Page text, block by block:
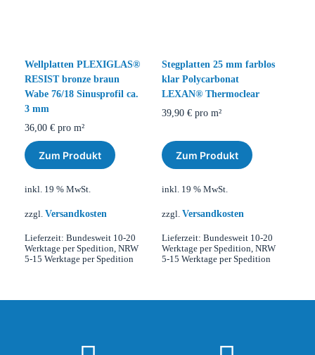
Wellplatten PLEXIGLAS®
RESIST bronze braun
Wabe 76/18 Sinusprofil ca.
3 mm
36,00 € pro m²
Zum Produkt
inkl. 19 % MwSt.
zzgl. Versandkosten
Lieferzeit: Bundesweit 10-20
Werktage per Spedition, NRW
5-15 Werktage per Spedition
Stegplatten 25 mm farblos
klar Polycarbonat
LEXAN® Thermoclear
39,90 €pro m²
Zum Produkt
inkl. 19 % MwSt.
zzgl. Versandkosten
Lieferzeit: Bundesweit 10-20
Werktage per Spedition, NRW
5-15 Werktage per Spedition